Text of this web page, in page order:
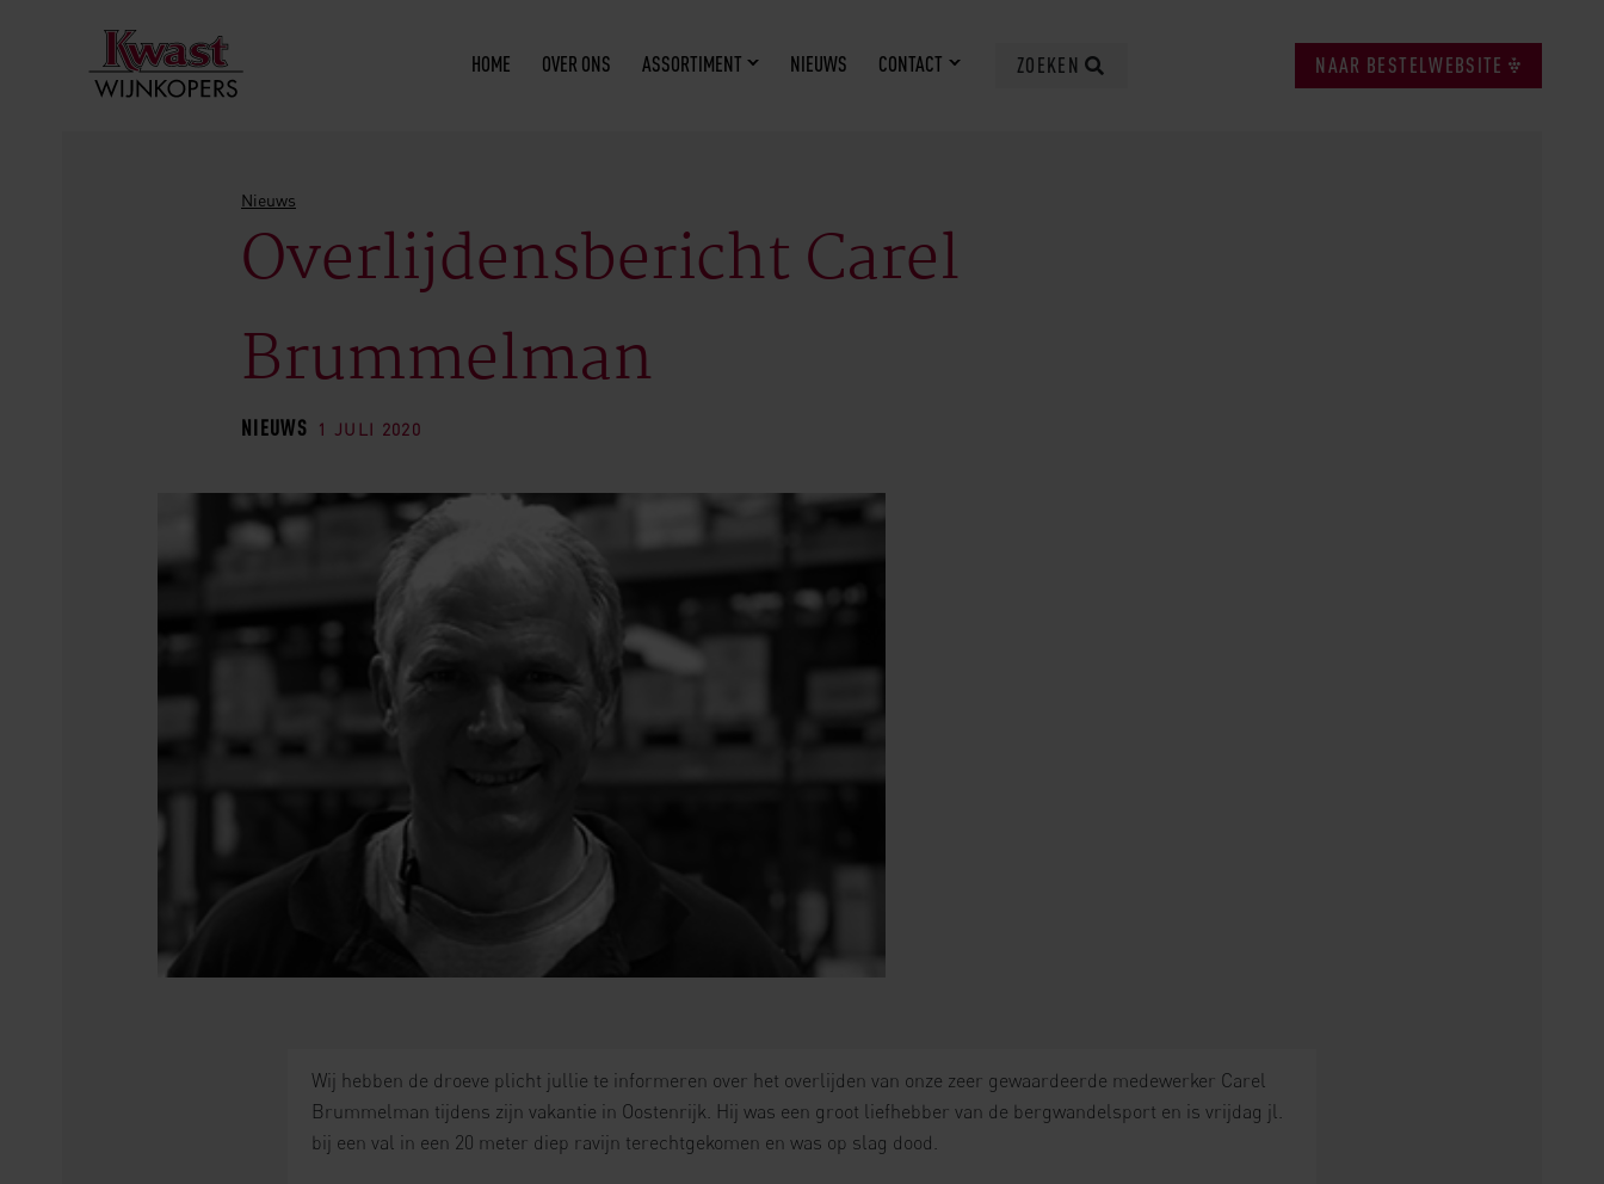
HOME OVER ONS ASSORTIMENT NIEUWS CONTACT ZOEKEN NAAR BESTELWEBSITE
Nieuws
Overlijdensbericht Carel
Brummelman
NIEUWS 1 JULI 2020
Wij hebben de droeve plicht jullie te informeren over het overlijden van onze zeer gewaardeerde medewerker Carel
Brummelman tijdens zijn vakantie in Oostenrijk. Hij was een groot liefhebber van de bergwandelsport en is vrijdag jl.
bij een val in een 20 meter diep ravijn terechtgekomen en was op slag dood.